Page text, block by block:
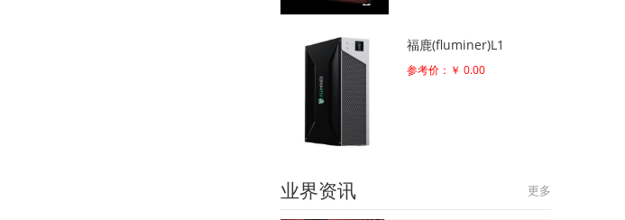
福鹿(fluminer)L1
参考价：￥ 0.00
更多
业界资讯